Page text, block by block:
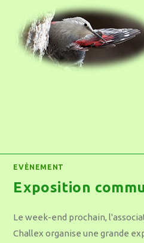
EVÈNEMENT
Exposition
Le week-end prochain,
Challex organise une grande